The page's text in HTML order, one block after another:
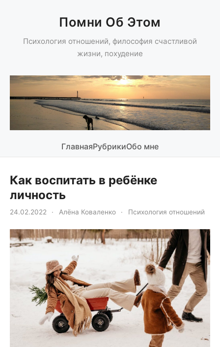
Помни Об Этом
Психология отношений, философия счастливой
жизни, похудение
ГлавнаяРубрикиОбо мне
Как воспитать в ребёнке
личность
24.02.2022 · Алёна Коваленко · Психология отношений